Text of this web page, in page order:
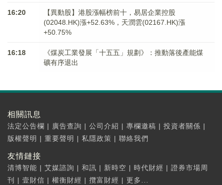
16:20
【異動股】港股漲幅榜前十，易居企業控股
(02048.HK)漲+52.63%，天潤雲(02167.HK)漲
+50.75%
16:18
《煤炭工業發展「十五五」規劃》：推動落後產能煤
礦有序退出
相關訊息
法定公告欄 | 廣告查詢 | 公司介紹 | 專欄邀稿 | 投資者關係 |
版權聲明 | 重要聲明 | 私隱政策 | 聯絡我們
友情鏈接
清博智能 | 艾媒諮詢 | 和訊 | 新時空 | 時代財經 | 證券市場周
刊
| 壹財信 | 權衡財經 | 攬富財經 | 更多...